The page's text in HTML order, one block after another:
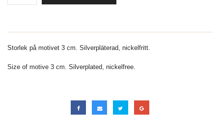
Storlek på motivet 3 cm. Silverpläterad, nickelfritt.
Size of motive 3 cm. Silverplated, nickelfree.